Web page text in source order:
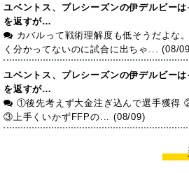
ユベントス、プレシーズンの伊デルビー
を返すが…
カバルって戦術理解度も低そうだよな
く分かってないのに試合に出ちゃ... (08/
ユベントス、プレシーズンの伊デルビー
を返すが…
①後先考えず大金注ぎ込んで選手獲得
③上手くいかずFFPの... (08/09)
新